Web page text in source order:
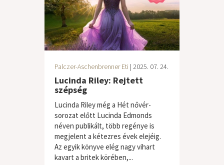
Palczer-Aschenbrenner Eti | 2025. 07. 24.
Lucinda Riley: Rejtett
szépség
Lucinda Riley még a Hét nővér-
sorozat előtt Lucinda Edmonds
néven publikált, több regénye is
megjelent a kétezres évek elejéig.
Az egyik könyve elég nagy vihart
kavart a britek körében,...